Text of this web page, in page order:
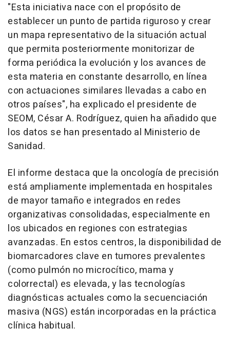
"Esta iniciativa nace con el propósito de
establecer un punto de partida riguroso y crear
un mapa representativo de la situación actual
que permita posteriormente monitorizar de
forma periódica la evolución y los avances de
esta materia en constante desarrollo, en línea
con actuaciones similares llevadas a cabo en
otros países", ha explicado el presidente de
SEOM, César A. Rodríguez, quien ha añadido que
los datos se han presentado al Ministerio de
Sanidad.
El informe destaca que la oncología de precisión
está ampliamente implementada en hospitales
de mayor tamaño e integrados en redes
organizativas consolidadas, especialmente en
los ubicados en regiones con estrategias
avanzadas. En estos centros, la disponibilidad de
biomarcadores clave en tumores prevalentes
(como pulmón no microcítico, mama y
colorrectal) es elevada, y las tecnologías
diagnósticas actuales como la secuenciación
masiva (NGS) están incorporadas en la práctica
clínica habitual.